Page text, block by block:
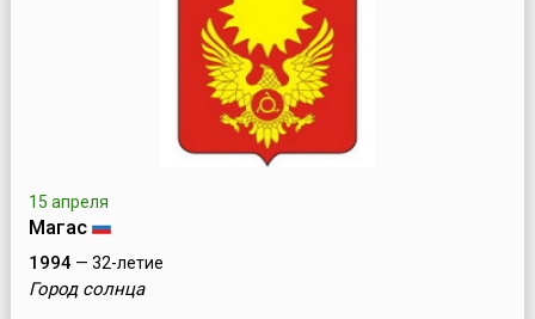
15 апреля
Магас
1994— 32-летие
Город солнца